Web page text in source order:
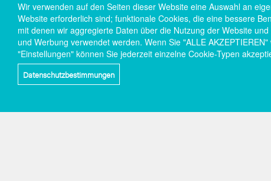
Social-
links
Wir verwenden auf den Seiten dieser Website eine Auswahl an
Website erforderlich sind; funktionale Cookies, die eine bessere
mit denen wir aggregierte Daten über die Nutzung der Website
und Werbung verwendet werden. Wenn Sie "ALLE
"Einstellungen" können Sie jederzeit einzelne Cookie-Typen
Datenschutzbestimmungen